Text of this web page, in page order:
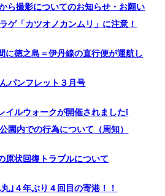
ら撮影についてのお知らせ・お願い
ゲ「カツオノカンムリ」に注意！
に徳之島＝伊丹線の直行便が運航し
パンフレット３月号
ルウォークが開催されました❕
園内での行為について（周知）
原状回復トラブルについて
｣４年ぶり４回目の寄港！！